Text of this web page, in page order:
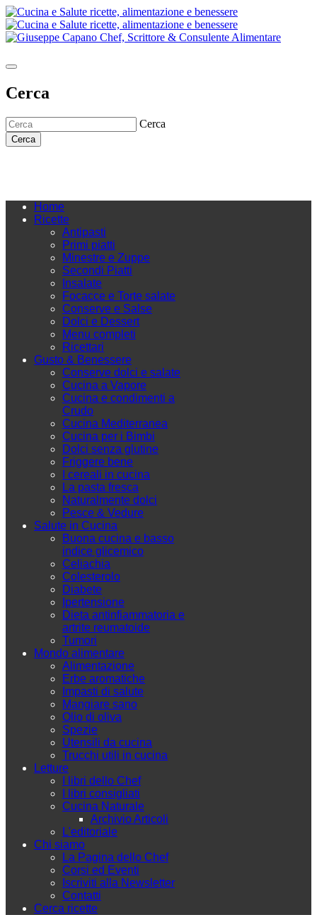
Cerca
Cerca
Cerca
Home
Ricette
Antipasti
Primi piatti
Minestre e Zuppe
Secondi Piatti
Insalate
Focacce e Torte salate
Conserve e Salse
Dolci e Dessert
Menu completi
Ricettari
Gusto & Benessere
Conserve dolci e salate
Cucina a Vapore
Cucina e condimenti a
Crudo
Cucina Mediterranea
Cucina per i Bimbi
Dolci senza glutine
Friggere bene
I cereali in cucina
La pasta fresca
Naturalmente dolci
Pesce & Vedure
Salute in Cucina
Buona cucina e basso
indice glicemico
Celiachia
Colesterolo
Diabete
Ipertensione
Dieta antinfiammatoria e
artrite reumatoide
Tumori
Mondo alimentare
Alimentazione
Erbe aromatiche
Impasti di salute
Mangiare sano
Olio di oliva
Spezie
Utensili da cucina
Trucchi utili in cucina
Letture
I libri dello Chef
I libri consigliati
Cucina Naturale
Archivio Articoli
L'editoriale
Chi siamo
La Pagina dello Chef
Corsi ed Eventi
Iscriviti alla Newsletter
Contatti
Cerca ricette